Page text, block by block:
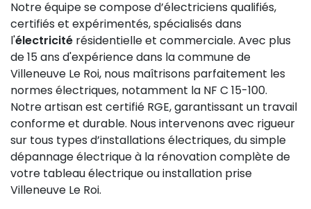
Notre équipe se compose d’électriciens qualifiés,
certifiés et expérimentés, spécialisés dans
l'électricité résidentielle et commerciale. Avec plus
de 15 ans d'expérience dans la commune de
Villeneuve Le Roi, nous maîtrisons parfaitement les
normes électriques, notamment la NF C 15-100.
Notre artisan est certifié RGE, garantissant un travail
conforme et durable. Nous intervenons avec rigueur
sur tous types d’installations électriques, du simple
dépannage électrique à la rénovation complète de
votre tableau électrique ou installation prise
Villeneuve Le Roi.